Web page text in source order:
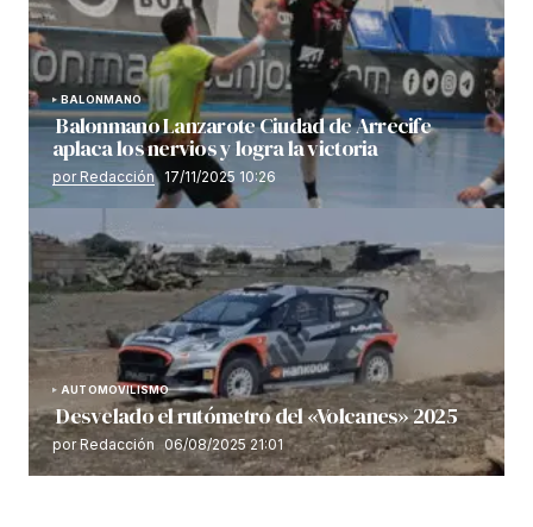
BALONMANO
Balonmano Lanzarote Ciudad de Arrecife
aplaca los nervios y logra la victoria
por Redacción 17/11/2025 10:26
AUTOMOVILISMO
Desvelado el rutómetro del «Volcanes» 2025
por Redacción 06/08/2025 21:01